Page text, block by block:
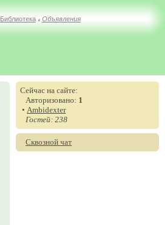
Библиотека // Объявления
Сейчас на сайте:
Авторизовано: 1
• Ambidexter
Гостей: 238
Сквозной чат